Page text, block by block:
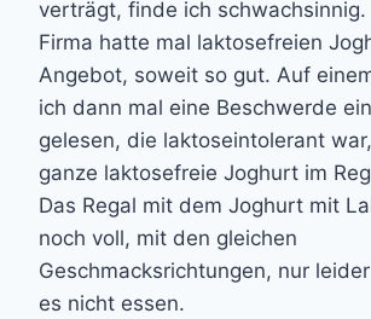
verträgt, finde ich schwachsinnig.
Firma hatte mal laktosefreien
Angebot, soweit so gut. Auf
ich dann mal eine Beschwerde
gelesen, die laktoseintolerant
ganze laktosefreie Joghurt im
Das Regal mit dem Joghurt mit
noch voll, mit den gleichen
Geschmacksrichtungen, nur
es nicht essen.